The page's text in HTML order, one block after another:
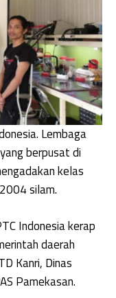
Lembaga
berpusat di
kelas
silam.
Indonesia kerap
daerah
Kanri, Dinas
Pamekasan.